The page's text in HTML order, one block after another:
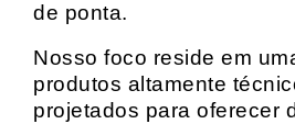
de ponta.
Nosso foco reside em
produtos altamente
projetados para oferecer